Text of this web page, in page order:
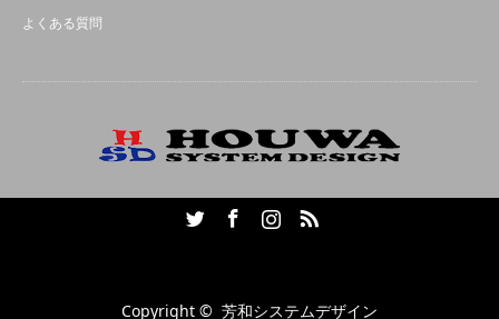
よくある質問
Copyright © 芳和システムデザイン